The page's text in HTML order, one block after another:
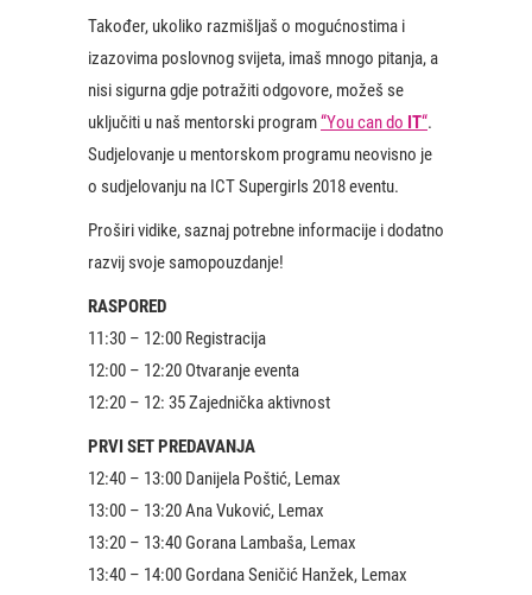
Također, ukoliko razmišljaš o mogućnostima i
izazovima poslovnog svijeta, imaš mnogo pitanja, a
nisi sigurna gdje potražiti odgovore, možeš se
uključiti u naš mentorski program“You can do IT“.
Sudjelovanje u mentorskom programu neovisno je
o sudjelovanju na ICT Supergirls 2018 eventu.
Proširi vidike, saznaj potrebne informacije i dodatno
razvij svoje samopouzdanje!
RASPORED
11:30 – 12:00 Registracija
12:00 – 12:20 Otvaranje eventa
12:20 – 12: 35 Zajednička aktivnost
PRVI SET PREDAVANJA
12:40 – 13:00 Danijela Poštić, Lemax
13:00 – 13:20 Ana Vuković, Lemax
13:20 – 13:40 Gorana Lambaša, Lemax
13:40 – 14:00 Gordana Seničić Hanžek, Lemax